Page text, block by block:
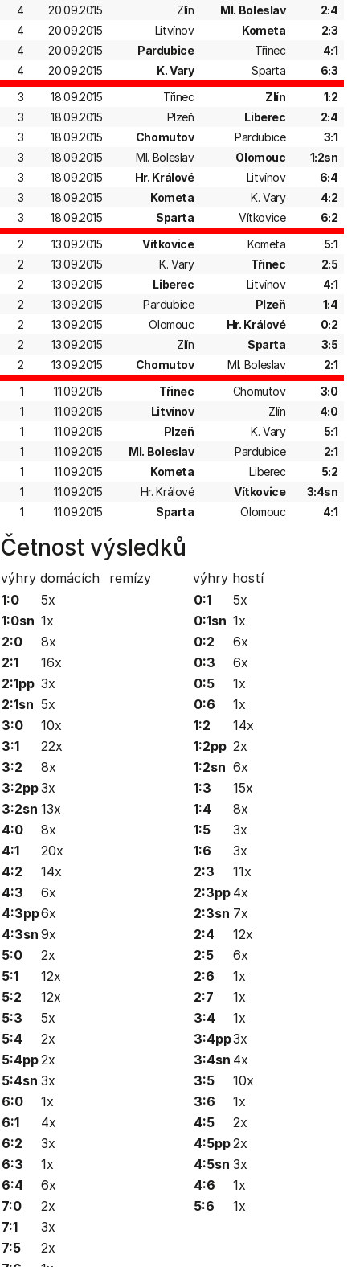
4
20.09.2015 Zlín Ml. Boleslav
2:4
4
20.09.2015 Litvínov Kometa
2:3
4
20.09.2015 Pardubice Třinec
4:1
4
20.09.2015 K. Vary Sparta
6:3
3
18.09.2015 Třinec Zlín
1:2
3
18.09.2015 Plzeň Liberec
2:4
3
18.09.2015 Chomutov Pardubice
3:1
3
18.09.2015 Ml. Boleslav Olomouc
1:2sn
3
18.09.2015 Hr. Králové Litvínov
6:4
3
18.09.2015 Kometa K. Vary
4:2
3
18.09.2015 Sparta Vítkovice
6:2
2
13.09.2015 Vítkovice Kometa
5:1
2
13.09.2015 K. Vary Třinec
2:5
2
13.09.2015 Liberec Litvínov
4:1
2
13.09.2015 Pardubice Plzeň
1:4
2
13.09.2015 Olomouc Hr. Králové
0:2
2
13.09.2015 Zlín Sparta
3:5
2
13.09.2015 Chomutov Ml. Boleslav
2:1
1
11.09.2015 Třinec Chomutov
3:0
1
11.09.2015 Litvínov Zlín
4:0
1
11.09.2015 Plzeň K. Vary
5:1
1
11.09.2015 Ml. Boleslav Pardubice
2:1
1
11.09.2015 Kometa Liberec
5:2
1
11.09.2015 Hr. Králové Vítkovice
3:4sn
1
11.09.2015 Sparta Olomouc 4:1
Četnost výsledků
výhry domácích remízy výhry hostí
1:0
5x
1:0sn 1x
2:0
8x
2:1
16x
2:1pp 3x
2:1sn 5x
3:0
10x
3:1
22x
3:2
8x
3:2pp3x
3:2sn 13x
4:0
8x
4:1
20x
4:2
14x
4:3
6x
4:3pp6x
4:3sn 9x
5:0
2x
5:1
12x
5:2
12x
5:3
5x
5:4
2x
5:4pp2x
5:4sn 3x
6:0
1x
6:1
4x
6:2
3x
6:3
1x
6:4
6x
7:0
2x
7:1
3x
7:5
2x
0:1
5x
0:1sn 1x
0:2
6x
0:3
6x
0:5
1x
0:6
1x
1:2
14x
1:2pp 2x
1:2sn 6x
1:3
15x
1:4
8x
1:5
3x
1:6
3x
2:3
11x
2:3pp 4x
2:3sn 7x
2:4
12x
2:5
6x
2:6
1x
2:7
1x
3:4
1x
3:4pp3x
3:4sn 4x
3:5
10x
3:6
1x
4:5
2x
4:5pp2x
4:5sn 3x
4:6
1x
5:6
1x